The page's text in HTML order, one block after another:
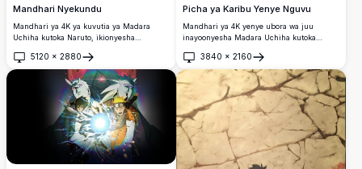
Mandhari Nyekundu
Mandhari ya 4K ya kuvutia ya Madara
Uchiha kutoka Naruto, ikionyesha
nyeusi, silaha ya jadi, na ishara yenye
nguvu ya Eternal Mangekyou Sharingan
5120 × 2880
Fungua
Picha ya Karibu Yenye Nguvu
Mandhari ya 4K yenye ubora wa juu
inayoonyesha Madara Uchiha kutoka
Rinnegan yanayopenya na nywele zake
maarufu zilizochongoka vinatawala sura,
vikitoa hali ya nguvu ya juu na giza kali.
3840 × 2160
Fungua